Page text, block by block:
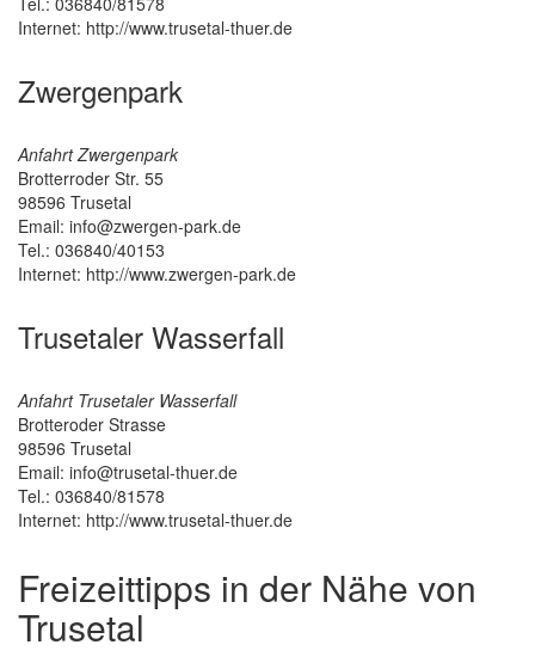
Internet: http://www.trusetal-thuer.de
Zwergenpark
Anfahrt Zwergenpark
Brotterroder Str. 55
98596 Trusetal
Email: info@zwergen-park.de
Tel.: 036840/40153
Internet: http://www.zwergen-park.de
Trusetaler Wasserfall
Anfahrt Trusetaler Wasserfall
Brotteroder Strasse
98596 Trusetal
Email: info@trusetal-thuer.de
Tel.: 036840/81578
Internet: http://www.trusetal-thuer.de
Freizeittipps in der Nähe von
Trusetal